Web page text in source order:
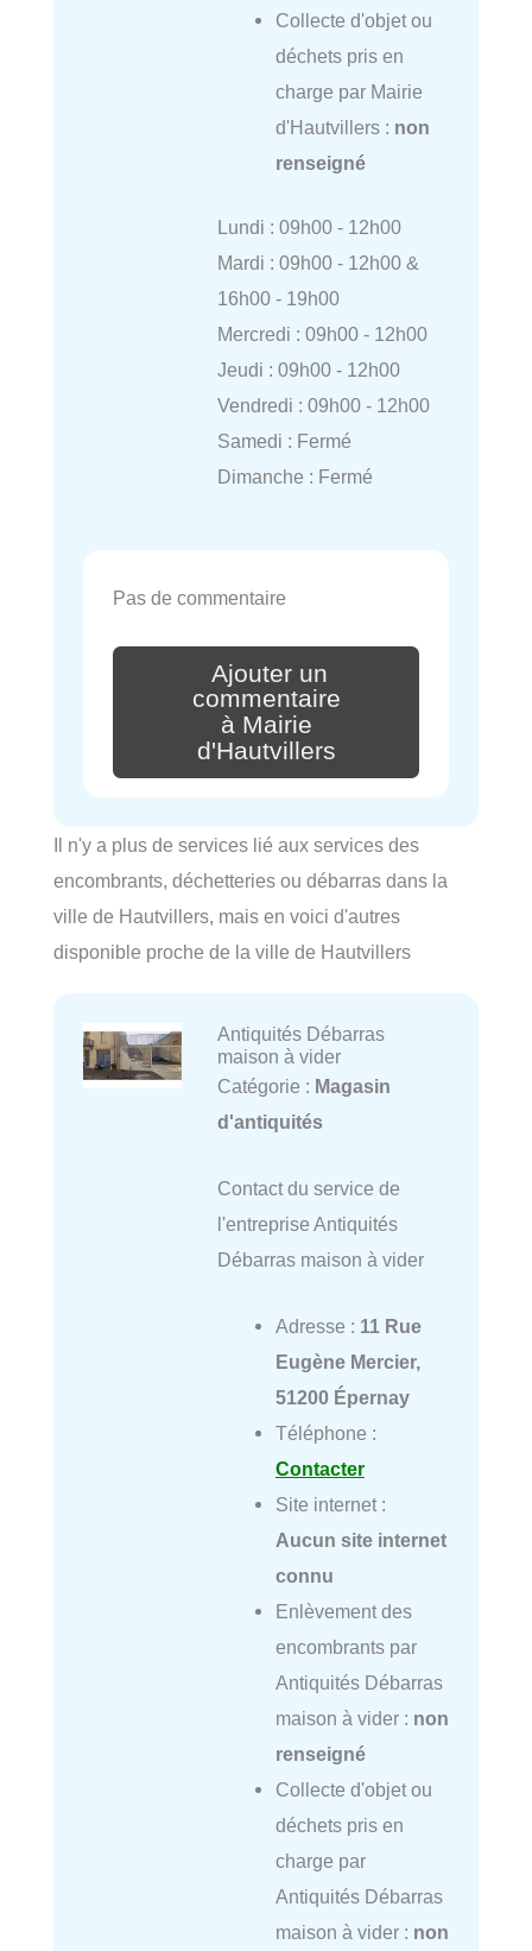
Collecte d'objet ou
déchets pris en
charge par Mairie
d'Hautvillers : non
renseigné
Lundi : 09h00 - 12h00
Mardi : 09h00 - 12h00 &
16h00 - 19h00
Mercredi : 09h00 - 12h00
Jeudi : 09h00 - 12h00
Vendredi : 09h00 - 12h00
Samedi : Fermé
Dimanche : Fermé
Pas de commentaire
Ajouter un
commentaire
à Mairie
d'Hautvillers
Il n'y a plus de services lié aux services des
encombrants, déchetteries ou débarras dans la
ville de Hautvillers, mais en voici d'autres
disponible proche de la ville de Hautvillers
Antiquités Débarras
maison à vider
Catégorie : Magasin
d'antiquités
Contact du service de
l'entreprise Antiquités
Débarras maison à vider
Adresse : 11 Rue
Eugène Mercier,
51200 Épernay
Téléphone :
Contacter
Site internet :
Aucun site internet
connu
Enlèvement des
encombrants par
Antiquités Débarras
maison à vider : non
renseigné
Collecte d'objet ou
déchets pris en
charge par
Antiquités Débarras
maison à vider : non